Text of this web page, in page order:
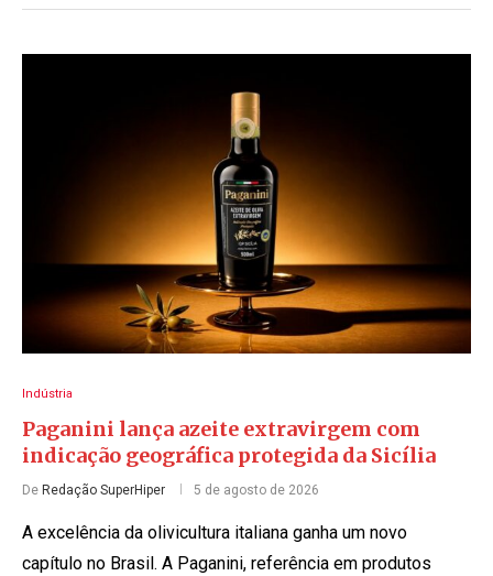
Indústria
Paganini lança azeite extravirgem com
indicação geográfica protegida da Sicília
De Redação SuperHiper 5 de agosto de 2026
A excelência da olivicultura italiana ganha um novo
capítulo no Brasil. A Paganini, referência em produtos